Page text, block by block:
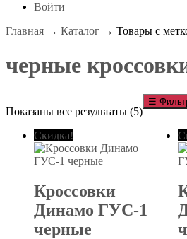
Войти
Главная → Каталог → Товары с
черные
☰
Показаны все результаты (5)
Скидка!
Кроссовки
Динамо ГУС-1
черные